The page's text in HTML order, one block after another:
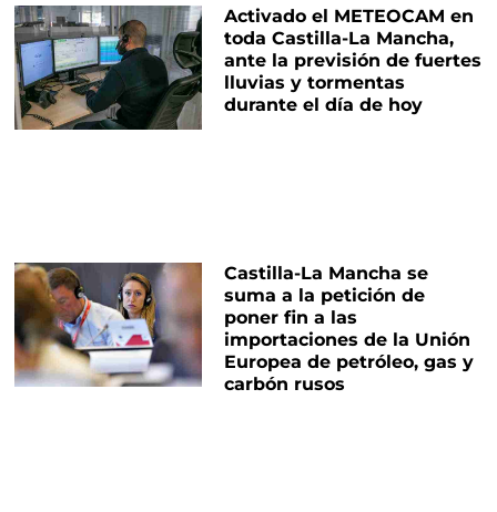
Activado el METEOCAM en
toda Castilla-La Mancha,
ante la previsión de fuertes
lluvias y tormentas
durante el día de hoy
Castilla-La Mancha se
suma a la petición de
poner fin a las
importaciones de la Unión
Europea de petróleo, gas y
carbón rusos